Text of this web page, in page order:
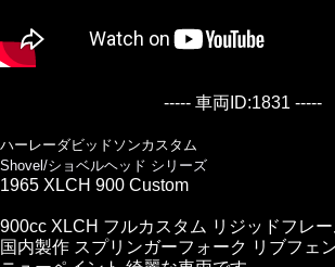
----- 車両ID:1831 -----
ハーレーダビッドソンカスタム
Shovel/ショベルヘッド シリーズ
1965 XLCH 900 Custom
900cc XLCH フルカスタム リジッドフレー
国内製作 スプリンガーフォーク リブフェ